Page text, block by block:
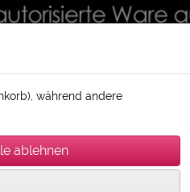
während andere